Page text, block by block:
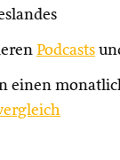
Podcasts
einen